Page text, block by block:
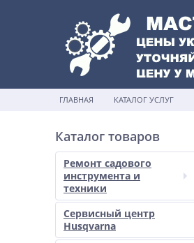
ГЛАВНАЯ КАТАЛОГ УСЛУГ
Каталог товаров
Ремонт садового
инструмента и
техники
Сервисный центр
Husqvarna